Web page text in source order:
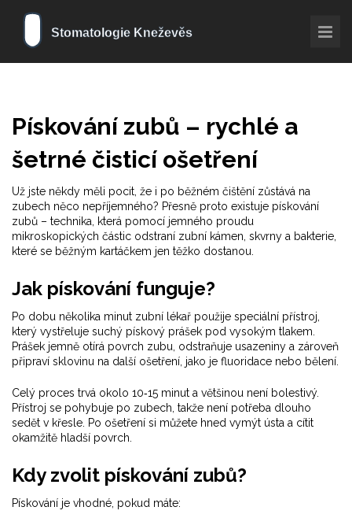
Pískování zubů – rychlé a
šetrné čisticí ošetření
Už jste někdy měli pocit, že i po běžném čištění zůstává na
zubech něco nepříjemného? Přesně proto existuje pískování
zubů – technika, která pomocí jemného proudu
mikroskopických částic odstraní zubní kámen, skvrny a bakterie,
které se běžným kartáčkem jen těžko dostanou.
Jak pískování funguje?
Po dobu několika minut zubní lékař použije speciální přístroj,
který vystřeluje suchý pískový prášek pod vysokým tlakem.
Prášek jemně otírá povrch zubu, odstraňuje usazeniny a zároveň
připraví sklovinu na další ošetření, jako je fluoridace nebo bělení.
Celý proces trvá okolo 10‑15 minut a většinou není bolestivý.
Přístroj se pohybuje po zubech, takže není potřeba dlouho
sedět v křesle. Po ošetření si můžete hned vymýt ústa a cítit
okamžitě hladší povrch.
Kdy zvolit pískování zubů?
Pískování je vhodné, pokud máte: